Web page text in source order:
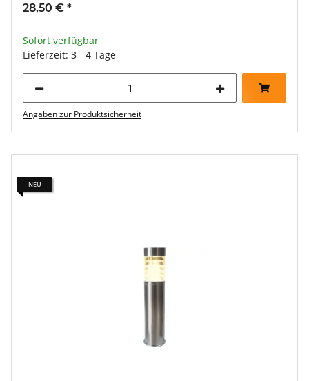
28,50 € *
Sofort verfügbar
Lieferzeit: 3 - 4 Tage
Angaben zur Produktsicherheit
NEU